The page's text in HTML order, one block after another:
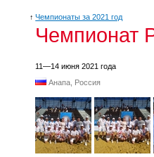
↑ Чемпионаты за 2021 год
Чемпионат
11—14 июня 2021 года
Анапа, Россия